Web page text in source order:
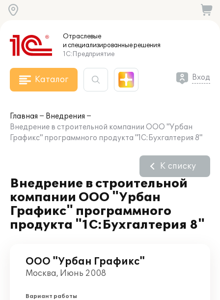
Отраслевые
и специализированныерешения
1С:Предприятие
Каталог Вход
Главная
Внедрения
Внедрение в строительной компании ООО "Урбан
Графикс" программного продукта "1С:Бухгалтерия 8"
Внедрение в строительной
компании ООО "Урбан
Графикс" программного
продукта "1С:Бухгалтерия 8"
К списку
ООО "Урбан Графикс"
Москва, Июнь 2008
Вариант работы